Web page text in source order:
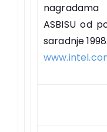
ASBISU od
saradnje